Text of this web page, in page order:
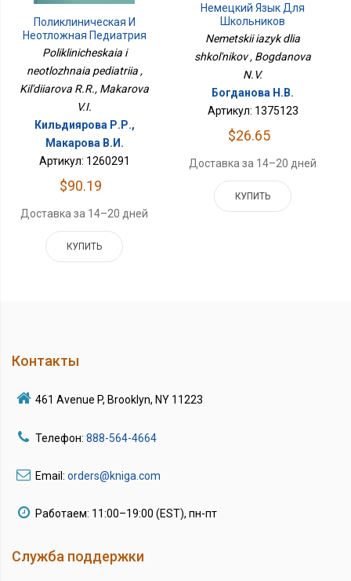
Поликлиническая И
Неотложная Педиатрия
Poliklinicheskaia i
neotlozhnaia pediatriia ,
Kil'diiarova R.R., Makarova
V.I.
Кильдиярова Р.Р.,
Макарова В.И.
Артикул: 1260291
$90.19
Доставка за 14–20 дней
КУПИТЬ
Немецкий Язык Для
Школьников
Nemetskii iazyk dlia
shkol'nikov , Bogdanova
N.V.
Богданова Н.В.
Артикул: 1375123
$26.65
Доставка за 14–20 дней
КУПИТЬ
Контакты
461 Avenue P, Brooklyn, NY 11223
Телефон: 888-564-4664
Email: orders@kniga.com
Работаем: 11:00–19:00 (EST), пн-пт
Служба поддержки